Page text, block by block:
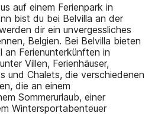
auf einem Ferienpark in
bist du bei Belvilla an der
dir ein unvergessliches
Belgien. Bei Belvilla bieten
an Ferienunterkünften in
Villen, Ferienhäuser,
und Chalets, die verschiedenen
die an einem
Sommerurlaub, einer
Wintersportabenteuer